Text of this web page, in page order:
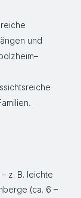
und
– z. B. leichte
(ca. 6 –